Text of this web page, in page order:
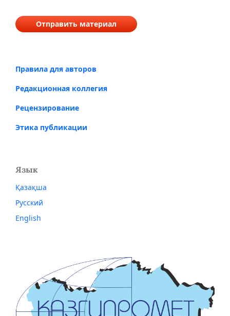
Отправить материал
Правила для авторов
Редакционная коллегия
Рецензирование
Этика публикации
Язык
Қазақша
Русский
English